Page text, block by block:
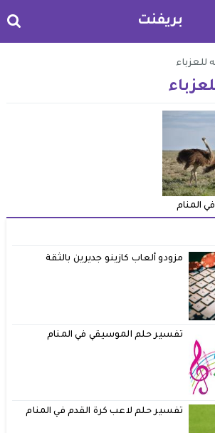
بريفنت
للعزباء
المنام
مزودو ألعاب كازينو جديرين بالثقة
تفسير حلم الموسيقي في المنام
تفسير حلم لاعب كرة القدم في المنام